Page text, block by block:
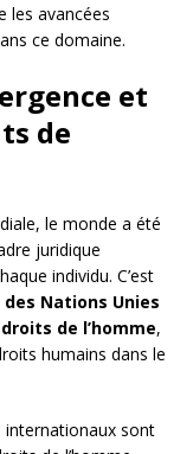
les avancées
ce domaine.
et
de
le monde a été
juridique
individu. C’est
Nations Unies
de l’homme,
humains dans le
internationaux sont